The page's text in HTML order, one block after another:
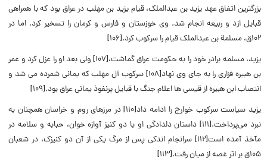
بزرگترین اتفاق عهد یزید بن عبدالملک، قیام یزید بن مهلب در عراق بود که با همراهی
قبایل ازد و ربیعه انجام شد. وی خوزستان و فارس و کرمان را تسخیر کرد. اما در
۱۰۲ق، مسلمة بن عبدالملک قیام را سرکوب کرد.[۱۰۶]
یزید، مسلمه برادر خود را به حکومت عراق گماشت،[۱۰۷] ولی بعد او را عزل کرد و عمر
بن هبیره فزاری را به جای وی نهاد[۱۰۸] سرکوب آل مهلب که یمانی شمرده می شد و
انتصاب ابن هبیره از قیسی ها اعلام جنگ با قبایل پرنفوذ یمانی عراق بود.[۱۰۹]
یزید سیاست سرکوب خوارج را ادامه داد[۱۱۰] در مرزهای روم و خراسان همچنان به
نبرد می‌پرداخت.[۱۱۱]
داستان دلدادگی او با دو کنیز آوازه خوان، حبابه و سلامه در
مآخذ آمده است[۱۱۲] سرانجام اندکی پس از مرگ یکی از آن دو کنیزک، در شعبان
۱۰۵ق بر اثر غصه از میان رفت.[۱۱۳]